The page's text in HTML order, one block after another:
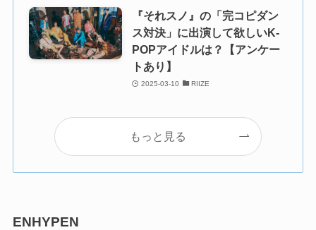
『それスノ』の「完コピダン
ス対決」に出演して欲しいK-
POPアイドルは？【アンケー
トあり】
2025-03-10 RIIZE
もっと見る
ENHYPEN